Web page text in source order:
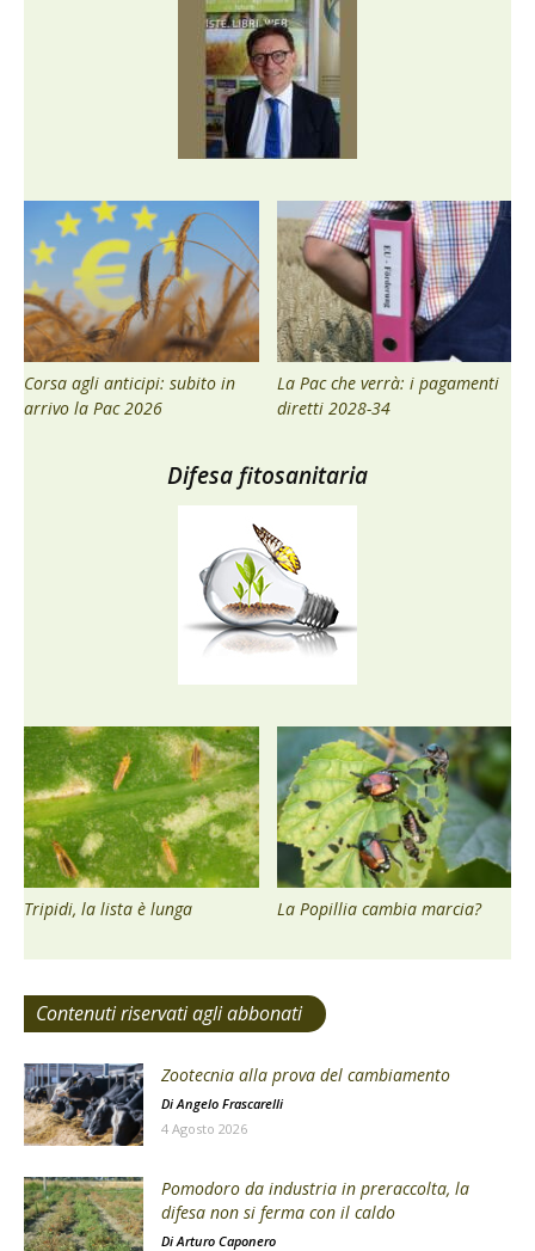
Corsa agli anticipi: subito in
arrivo la Pac 2026
La Pac che verrà: i pagamenti
diretti 2028-34
Difesa fitosanitaria
Tripidi, la lista è lunga La Popillia cambia marcia?
Contenuti riservati agli abbonati
Zootecnia alla prova del cambiamento
DiAngelo Frascarelli
4 Agosto 2026
Pomodoro da industria in preraccolta, la
difesa non si ferma con il caldo
Di Arturo Caponero